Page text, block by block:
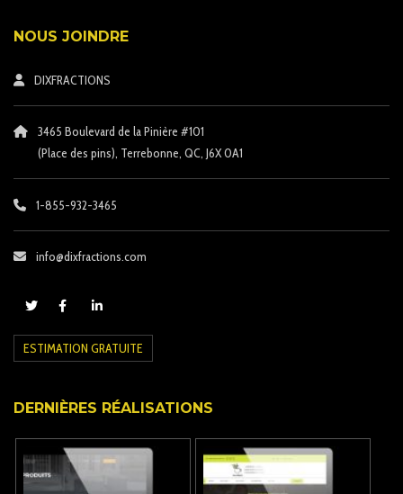
NOUS JOINDRE
DIXFRACTIONS
3465 Boulevard de la Pinière #101
(Place des pins), Terrebonne, QC, J6X 0A1
1-855-932-3465
info@dixfractions.com
ESTIMATION GRATUITE
DERNIÈRES RÉALISATIONS